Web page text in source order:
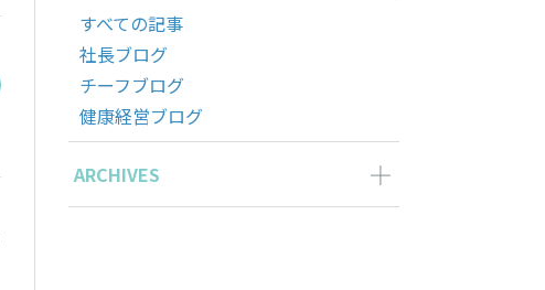
すべての記事
社長ブログ
チーフブログ
健康経営ブログ
ARCHIVES